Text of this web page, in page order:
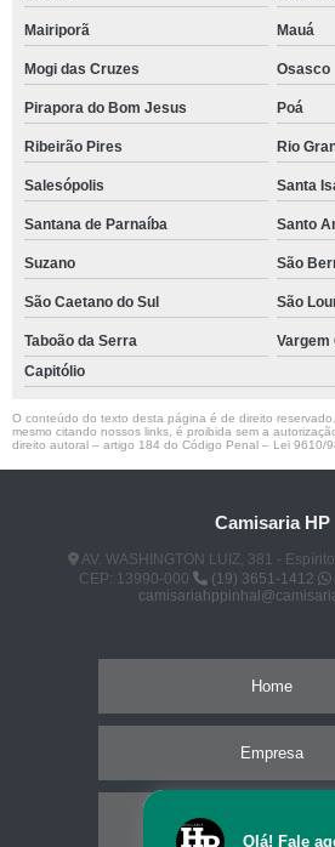
Mairiporã Mauá
Mogi das Cruzes Osasco
Pirapora do Bom Jesus Poá
Ribeirão Pires Rio
Salesópolis Santa
Santana de Parnaíba Santo
Suzano São
São Caetano do Sul São
Taboão da Serra
Vargem
Capitólio
O conteúdo do texto desta página é de direito
mesmo citando nossos links, é proibida sem a
direito autoral – artigo 184 do Código Penal – Lei 9610/
Camisaria HP
AV. WASHINGTON LUIZ, 381 -
CEP: 13990-000
(19) 3651-1412
Home
Empresa
Olá! Fale